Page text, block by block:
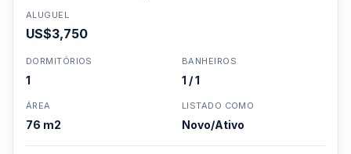
ALUGUEL
US$3,750
DORMITÓRIOS
1
BANHEIROS
1 / 1
ÁREA
76 m2
LISTADO COMO
Novo/Ativo